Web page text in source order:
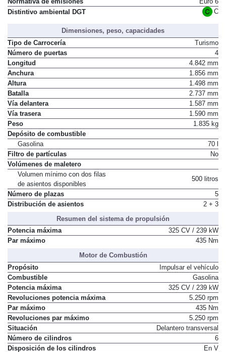
Normativa de emisiones
Euro 6
Dimensiones, peso, capacidades
Tipo de Carrocería
Turismo
Número de puertas
4
Longitud
4.842 mm
Anchura
1.856 mm
Altura
1.498 mm
Batalla
2.737 mm
Vía delantera
1.587 mm
Vía trasera
1.590 mm
Peso
Depósito de combustible
Gasolina
70 l
Filtro de partículas
Volúmenes de maletero
Volumen mínimo con dos filas
de asientos disponibles
Número de plazas
5
Resumen del sistema de propulsión
Potencia máxima
325 CV / 239 kW
Motor de Combustión
Propósito
Impulsar el vehículo
Combustible
Gasolina
Potencia máxima
325 CV / 239 kW
Revoluciones potencia máxima
5.250 rpm
Par máximo
435 Nm
Revoluciones par máximo
5.250 rpm
Situación
Delantero transversal
Número de cilindros
6